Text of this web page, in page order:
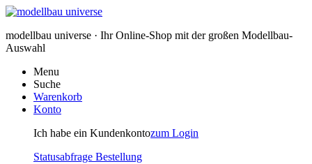
modellbau universe · Ihr Online-Shop mit der großen Modellbau-
Auswahl
Menu
Suche
Warenkorb
Konto
Ich habe ein Kundenkontozum Login
Statusabfrage Bestellung